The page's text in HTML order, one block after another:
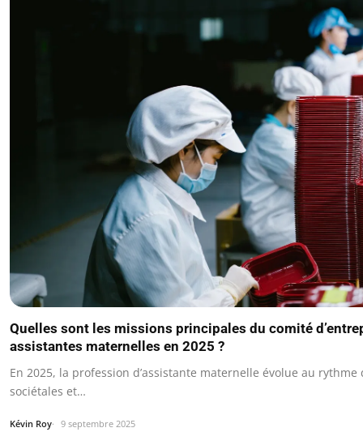
Quelles sont les missions principales du comité
assistantes maternelles en 2025 ?
En 2025, la profession d’assistante maternelle évolue au
sociétales et…
Kévin Roy 9 septembre 2025